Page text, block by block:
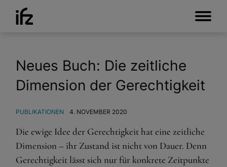
Neues Buch: Die zeitliche
Dimension der Gerechtigkeit
PUBLIKATIONEN 4. NOVEMBER 2020
Die ewige Idee der Gerechtigkeit hat eine zeitliche
Dimension – ihr Zustand ist nicht von Dauer. Denn
Gerechtigkeit lässt sich nur für konkrete Zeitpunkte